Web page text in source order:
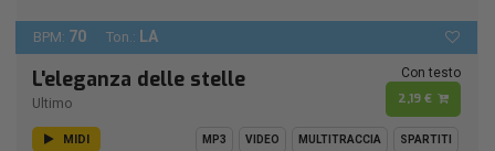
BPM: 70 Ton.: LA
L'eleganza delle stelle
Ultimo
Con testo
2,19 €
MIDI MP3 VIDEO MULTITRACCIA SPARTITI